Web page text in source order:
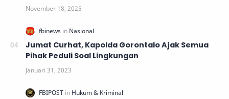
Jumat Curhat, Kapolda Gorontalo Ajak Semua
Pihak Peduli Soal Lingkungan